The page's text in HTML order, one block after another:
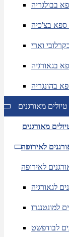
בבולגריה
ספא בצ'כיה
וארי
בגאורגיה
בהונגריה
לאירופה
לאירופה
לגאורגיה
למונטנגרו
לבודפשט